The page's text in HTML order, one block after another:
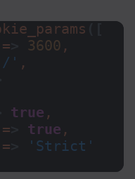
= 3600 ,
' ,
true ,
= true ,
=
'Strict'